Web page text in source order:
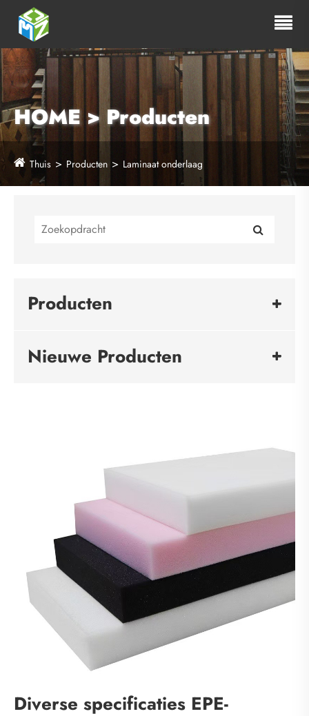
HOME > Producten
Thuis Producten Laminaat onderlaag
Producten
Nieuwe Producten
Diverse specificaties EPE-